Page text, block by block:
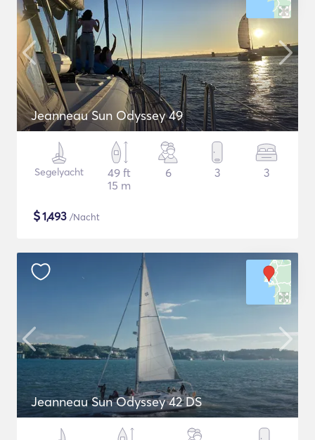
Jeanneau Sun Odyssey 49
Segelyacht
49 ft
15 m
6 3 3
$1,493 /Nacht
Jeanneau Sun Odyssey 42 DS